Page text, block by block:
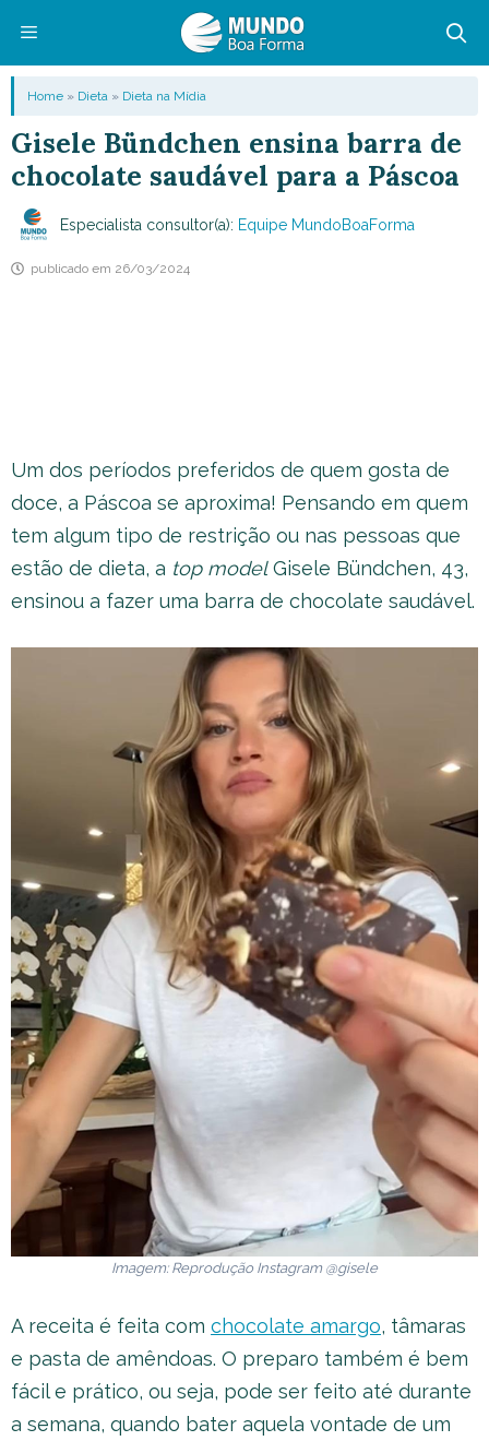
conteúdo
Menu
Home » Dieta » Dieta na Mídia
Gisele Bündchen ensina barra de
chocolate saudável para a Páscoa
Especialista consultor(a): Equipe MundoBoaForma
publicado em 26/03/2024
Um dos períodos preferidos de quem gosta de
doce, a Páscoa se aproxima! Pensando em quem
tem algum tipo de restrição ou nas pessoas que
estão de dieta, a top modelGisele Bündchen, 43,
ensinou a fazer uma barra de chocolate saudável.
Imagem: Reprodução Instagram @gisele
A receita é feita com chocolate amargo, tâmaras
e pasta de amêndoas. O preparo também é bem
fácil e prático, ou seja, pode ser feito até durante
a semana, quando bater aquela vontade de um